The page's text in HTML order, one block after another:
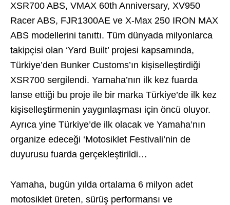
XSR700 ABS, VMAX 60th Anniversary, XV950
Racer ABS, FJR1300AE ve X-Max 250 IRON MAX
ABS modellerini tanıttı. Tüm dünyada milyonlarca
takipçisi olan ‘Yard Built’ projesi kapsamında,
Türkiye’den Bunker Customs’ın kişiselleştirdiği
XSR700 sergilendi. Yamaha’nın ilk kez fuarda
lanse ettiği bu proje ile bir marka Türkiye’de ilk kez
kişiselleştirmenin yaygınlaşması için öncü oluyor.
Ayrıca yine Türkiye’de ilk olacak ve Yamaha’nın
organize edeceği ‘Motosiklet Festivali’nin de
duyurusu fuarda gerçekleştirildi…
Yamaha, bugün yılda ortalama 6 milyon adet
motosiklet üreten, sürüş performansı ve